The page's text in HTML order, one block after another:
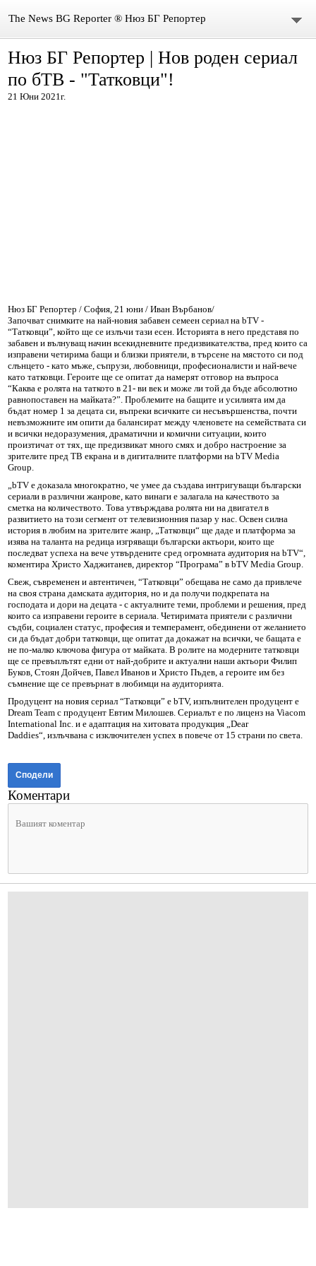
The News BG Reporter ® Нюз БГ Репортер
НОВИНИ
ЗА НАС
Нюз БГ Репортер | Нов роден сериал
по бТВ - "Татковци"!
21 Юни 2021г.
Нюз БГ Репортер / София, 21 юни / Иван Върбанов/
Започват снимките на най-новия забавен семеен сериал на bTV -
“Татковци”, който ще се излъчи тази есен. Историята в него представя по
забавен и вълнуващ начин всекидневните предизвикателства, пред които са
изправени четирима бащи и близки приятели, в търсене на мястото си под
слънцето - като мъже, съпрузи, любовници, професионалисти и най-вече
като татковци. Героите ще се опитат да намерят отговор на въпроса
“Каква е ролята на таткото в 21- ви век и може ли той да бъде абсолютно
равнопоставен на майката?”. Проблемите на бащите и усилията им да
бъдат номер 1 за децата си, въпреки всичките си несъвършенства, почти
невъзможните им опити да балансират между членовете на семействата си
и всички недоразумения, драматични и комични ситуации, които
произтичат от тях, ще предизвикат много смях и добро настроение за
зрителите пред ТВ екрана и в дигиталните платформи на bTV Media
Group.
„bTV е доказала многократно, че умее да създава интригуващи български
сериали в различни жанрове, като винаги е залагала на качеството за
сметка на количеството. Това утвърждава ролята ни на двигател в
развитието на този сегмент от телевизионния пазар у нас. Освен силна
история в любим на зрителите жанр, „Татковци“ ще даде и платформа за
изява на таланта на редица изгряващи български актьори, които ще
последват успеха на вече утвърдените сред огромната аудитория на bTV“,
коментира Христо Хаджитанев, директор “Програма” в bTV Media Group.
Свеж, съвременен и автентичен, “Татковци” обещава не само да привлече
на своя страна дамската аудитория, но и да получи подкрепата на
господата и дори на децата - с актуалните теми, проблеми и решения, пред
които са изправени героите в сериала. Четиримата приятели с различни
съдби, социален статус, професия и темперамент, обединени от желанието
си да бъдат добри татковци, ще опитат да докажат на всички, че бащата е
не по-малко ключова фигура от майката. В ролите на модерните татковци
ще се превъплътят едни от най-добрите и актуални наши актьори Филип
Буков, Стоян Дойчев, Павел Иванов и Христо Пъдев, а героите им без
съмнение ще се превърнат в любимци на аудиторията.
Продуцент на новия сериал “Татковци” е bTV, изпълнителен продуцент е
Dream Team с продуцент Евтим Милошев. Сериалът е по лиценз на Viacom
International Inc. и е адаптация на хитовата продукция „Dear
Daddies“, излъчвана с изключителен успех в повече от 15 страни по света.
Сподели
Коментари